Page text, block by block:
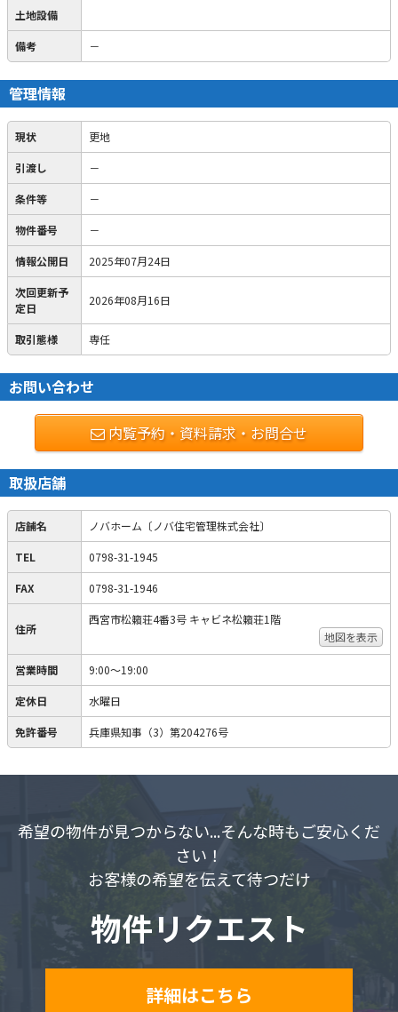
土地設備
備考 －
管理情報
現状 更地
引渡し －
条件等 －
物件番号 －
情報公開日 2025年07月24日
次回更新予
定日
2026年08月16日
取引態様 専任
お問い合わせ
内覧予約・資料請求・お問合せ
取扱店舗
店舗名 ノバホーム〔ノバ住宅管理株式会社〕
TEL 0798-31-1945
FAX 0798-31-1946
住所
西宮市松籟荘4番3号 キャビネ松籟荘1階
地図を表示
営業時間 9:00～19:00
定休日 水曜日
免許番号 兵庫県知事（3）第204276号
希望の物件が見つからない...そんな時もご安心くだ
さい！
お客様の希望を伝えて待つだけ
物件リクエスト
詳細はこちら